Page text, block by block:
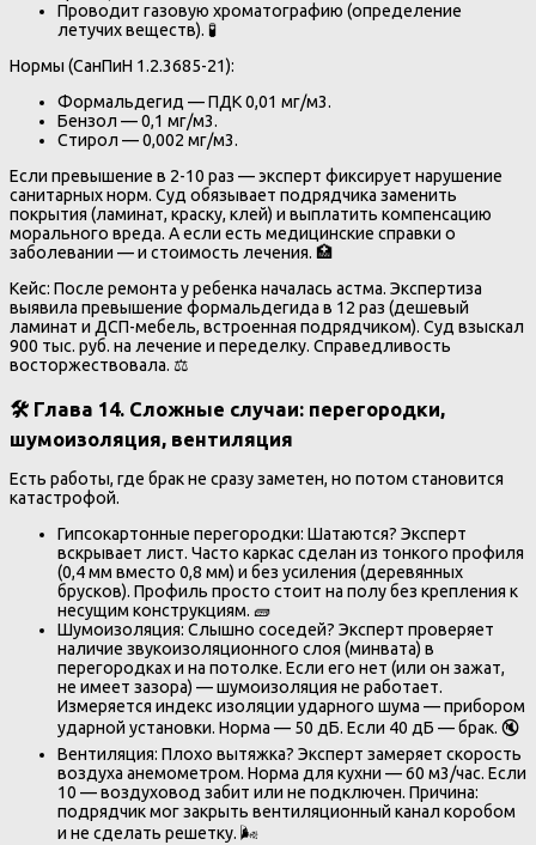
Проводит газовую хроматографию (определение
летучих веществ). 🧪
Нормы (СанПиН 1.2.3685-21):
Формальдегид — ПДК 0,01 мг/м3.
Бензол — 0,1 мг/м3.
Стирол — 0,002 мг/м3.
Если превышение в 2-10 раз — эксперт фиксирует нарушение
санитарных норм. Суд обязывает подрядчика заменить
покрытия (ламинат, краску, клей) и выплатить компенсацию
морального вреда. А если есть медицинские справки о
заболевании — и стоимость лечения. 🏥
Кейс: После ремонта у ребенка началась астма. Экспертиза
выявила превышение формальдегида в 12 раз (дешевый
ламинат и ДСП-мебель, встроенная подрядчиком). Суд взыскал
900 тыс. руб. на лечение и переделку. Справедливость
восторжествовала. ⚖️
🛠️ Глава 14. Сложные случаи: перегородки,
шумоизоляция, вентиляция
Есть работы, где брак не сразу заметен, но потом становится
катастрофой.
Гипсокартонные перегородки: Шатаются? Эксперт
вскрывает лист. Часто каркас сделан из тонкого профиля
(0,4 мм вместо 0,8 мм) и без усиления (деревянных
брусков). Профиль просто стоит на полу без крепления к
несущим конструкциям. 🧱
Шумоизоляция: Слышно соседей? Эксперт проверяет
наличие звукоизоляционного слоя (минвата) в
перегородках и на потолке. Если его нет (или он зажат,
не имеет зазора) — шумоизоляция не работает.
Измеряется индекс изоляции ударного шума — прибором
ударной установки. Норма — 50 дБ. Если 40 дБ — брак. 🔇
Вентиляция: Плохо вытяжка? Эксперт замеряет скорость
воздуха анемометром. Норма для кухни — 60 м3/час. Если
10 — воздуховод забит или не подключен. Причина:
подрядчик мог закрыть вентиляционный канал коробом
и не сделать решетку. 🌬️